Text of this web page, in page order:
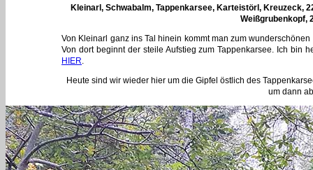
Kleinarl, Schwabalm, Tappenkarsee, Karteistörl, Kreuzeck,
Weißgrubenkopf,
Von Kleinarl ganz ins Tal hinein kommt man zum
Von dort beginnt der steile Aufstieg zum Tappenkarsee. Ich bin
HIER.
Heute sind wir wieder hier um die Gipfel östlich des
um dann